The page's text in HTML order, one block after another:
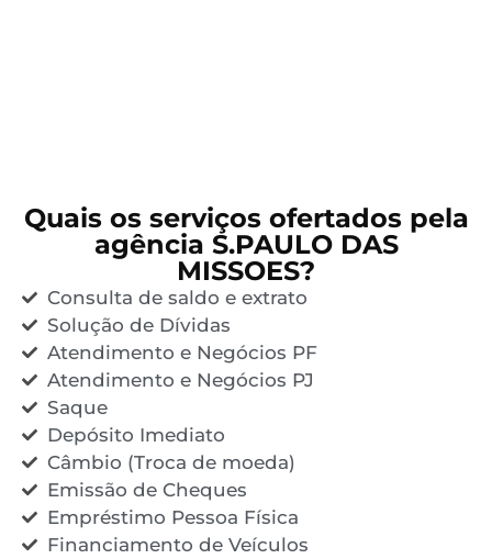
Quais os serviços ofertados pela
agência S.PAULO DAS
MISSOES?
Consulta de saldo e extrato
Solução de Dívidas
Atendimento e Negócios PF
Atendimento e Negócios PJ
Saque
Depósito Imediato
Câmbio (Troca de moeda)
Emissão de Cheques
Empréstimo Pessoa Física
Financiamento de Veículos